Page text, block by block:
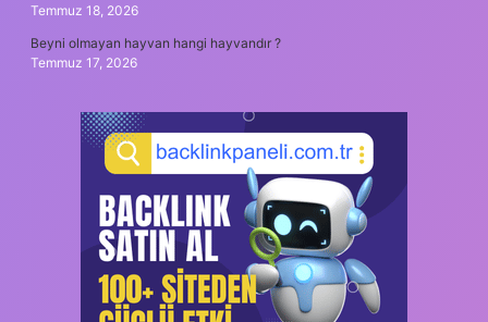
Temmuz 18, 2026
Beyni olmayan hayvan hangi hayvandır ?
Temmuz 17, 2026